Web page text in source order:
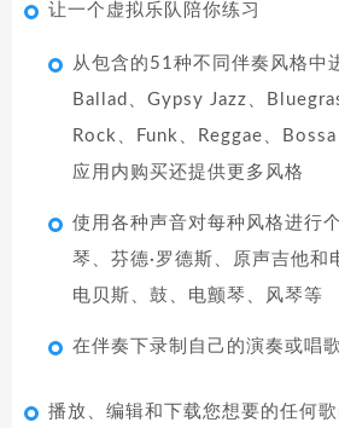
让一个虚拟乐队陪你练习
从包含的51种不同伴奏风格中
Ballad、Gypsy Jazz、
Rock、Funk、Reggae、
应用内购买还提供更多风格
使用各种声音对每种风格进行
琴、芬德·罗德斯、原声吉他和
电贝斯、鼓、电颤琴、风琴等
在伴奏下录制自己的演奏或唱歌
播放、编辑和下载您想要的任何歌